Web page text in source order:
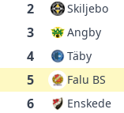
2 Skiljebo
3 Angby
4 Täby
5 Falu BS
6 Enskede